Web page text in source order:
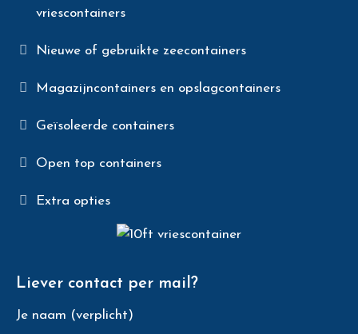
vriescontainers
Nieuwe of gebruikte zeecontainers
Magazijncontainers en opslagcontainers
Geïsoleerde containers
Open top containers
Extra opties
Liever contact per mail?
Je naam (verplicht)